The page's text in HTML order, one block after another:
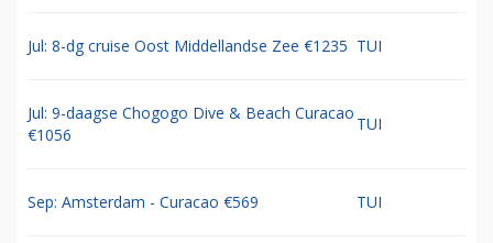
Jul: 8-dg cruise Oost Middellandse Zee €1235 TUI
Jul: 9-daagse Chogogo Dive & Beach Curacao
€1056
TUI
Sep: Amsterdam - Curacao €569 TUI